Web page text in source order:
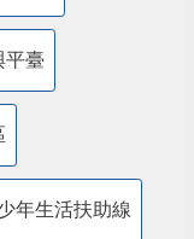
平臺
年生活扶助線